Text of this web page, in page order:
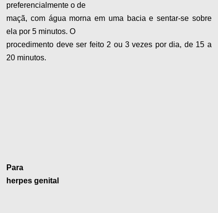
preferencialmente o de
maçã, com água morna em uma bacia e sentar-se sobre
ela por 5 minutos. O
procedimento deve ser feito 2 ou 3 vezes por dia, de 15 a
20 minutos.
Para
herpes genital